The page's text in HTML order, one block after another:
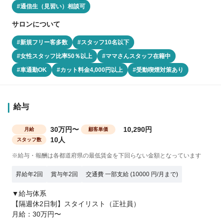
#通信生（見習い）相談可
サロンについて
#新規フリー客多数
#スタッフ10名以下
#女性スタッフ比率50％以上
#ママさんスタッフ在籍中
#車通勤OK
#カット料金4,000円以上 #受動喫煙対策あり
給与
月給 30万円〜 顧客単価 10,290円
スタッフ数 10人
※給与・報酬は各都道府県の最低賃金を下回らない金額となっています
昇給年2回 賞与年2回 交通費 一部支給 (10000 円/月まで)
▼給与体系
【隔週休2日制】スタイリスト（正社員）
月給：30万円〜